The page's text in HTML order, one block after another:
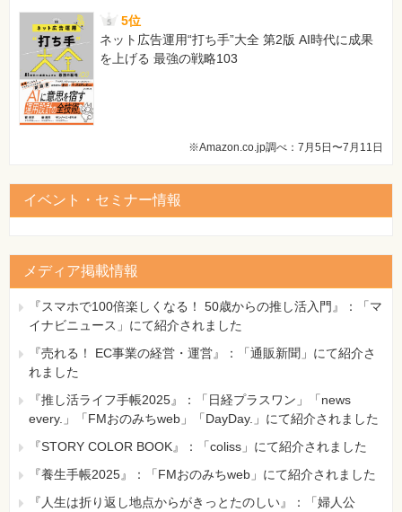
5位
ネット広告運用“打ち手”大全 第2版 AI時代に成果
を上げる 最強の戦略103
※Amazon.co.jp調べ：7月5日〜7月11日
イベント・セミナー情報
メディア掲載情報
『スマホで100倍楽しくなる！ 50歳からの推し活入門』：「マ
イナビニュース」にて紹介されました
『売れる！ EC事業の経営・運営』：「通販新聞」にて紹介さ
れました
『推し活ライフ手帳2025』：「日経プラスワン」「news
every.」「FMおのみちweb」「DayDay.」にて紹介されました
『STORY COLOR BOOK』：「coliss」にて紹介されました
『養生手帳2025』：「FMおのみちweb」にて紹介されました
『人生は折り返し地点からがきっとたのしい』：「婦人公